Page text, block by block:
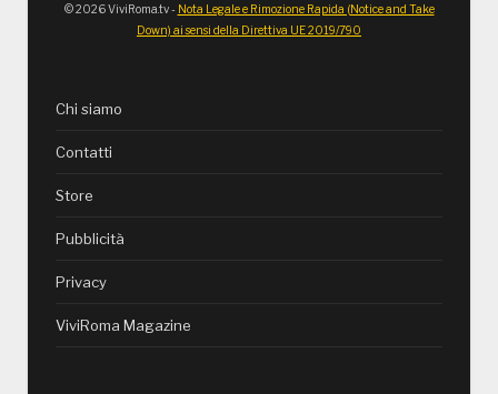
© 2026 ViviRoma.tv - Nota Legale e Rimozione Rapida (Notice and Take
Down) ai sensi della Direttiva UE 2019/790
Chi siamo
Contatti
Store
Pubblicità
Privacy
ViviRoma Magazine